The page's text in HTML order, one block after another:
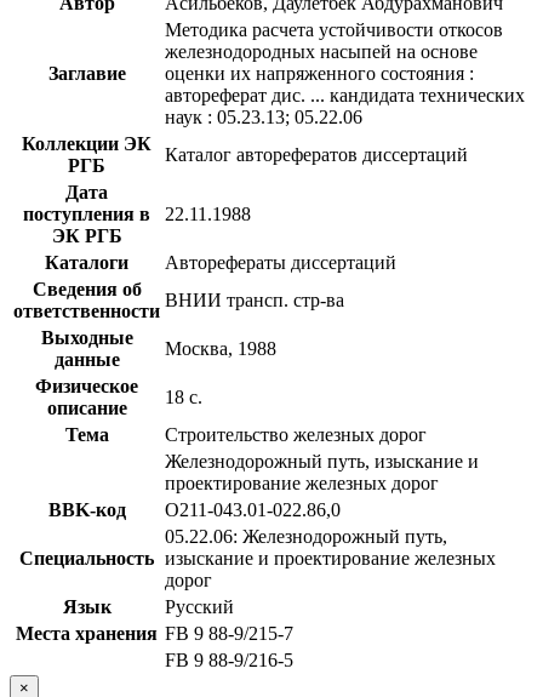
Заглавие
Методика расчета устойчивости откосов
железнодородных насыпей на основе
оценки их напряженного состояния :
автореферат дис. ... кандидата технических
наук : 05.23.13; 05.22.06
Коллекции ЭК
РГБ
Каталог авторефератов диссертаций
Дата
поступления в
ЭК РГБ
22.11.1988
Каталоги
Авторефераты диссертаций
Сведения об
ответственности
ВНИИ трансп. стр-ва
Выходные
данные
Москва, 1988
Физическое
описание
18 с.
Тема
Строительство железных дорог
Железнодорожный путь, изыскание и
проектирование железных дорог
BBK-код
О211-043.01-022.86,0
Специальность
05.22.06: Железнодорожный путь,
изыскание и проектирование железных
дорог
Язык
Русский
Места хранения FB 9 88-9/215-7
FB 9 88-9/216-5
×